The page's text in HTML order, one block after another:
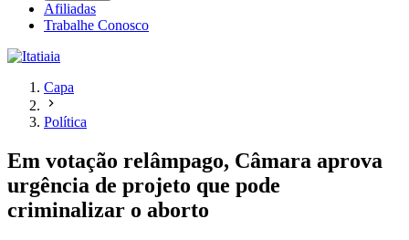
Afiliadas
Trabalhe Conosco
Capa
Política
Em votação relâmpago, Câmara aprova
urgência de projeto que pode
criminalizar o aborto